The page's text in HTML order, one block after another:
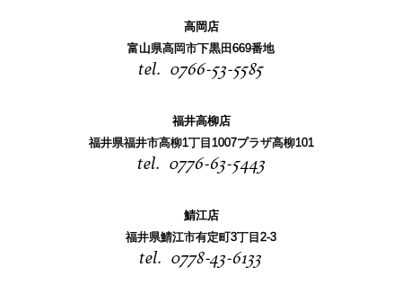
高岡店
富山県高岡市下黒田669番地
0766-53-5585
福井高柳店
福井県福井市高柳1丁目1007プラザ高柳101
0776-63-5443
鯖江店
福井県鯖江市有定町3丁目2-3
0778-43-6133